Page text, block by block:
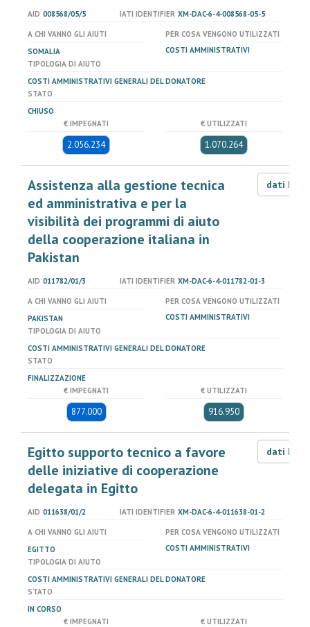
AID 008568/05/5 IATI IDENTIFIER XM-DAC-6-4-008568-05-5
A CHI VANNO GLI AIUTI
SOMALIA
PER COSA VENGONO UTILIZZATI
COSTI AMMINISTRATIVI
TIPOLOGIA DI AIUTO
COSTI AMMINISTRATIVI GENERALI DEL DONATORE
STATO
CHIUSO
€ IMPEGNATI
2.056.234
€ UTILIZZATI
1.070.264
Assistenza alla gestione tecnica
ed amministrativa e per la
visibilità dei programmi di aiuto
della cooperazione italiana in
Pakistan
dati LOD
AID 011782/01/3 IATI IDENTIFIER XM-DAC-6-4-011782-01-3
A CHI VANNO GLI AIUTI
PAKISTAN
PER COSA VENGONO UTILIZZATI
COSTI AMMINISTRATIVI
TIPOLOGIA DI AIUTO
COSTI AMMINISTRATIVI GENERALI DEL DONATORE
STATO
FINALIZZAZIONE
€ IMPEGNATI
877.000
€ UTILIZZATI
916.950
Egitto supporto tecnico a favore
delle iniziative di cooperazione
delegata in Egitto
dati LOD
AID 011638/01/2 IATI IDENTIFIER XM-DAC-6-4-011638-01-2
A CHI VANNO GLI AIUTI
EGITTO
PER COSA VENGONO UTILIZZATI
COSTI AMMINISTRATIVI
TIPOLOGIA DI AIUTO
COSTI AMMINISTRATIVI GENERALI DEL DONATORE
STATO
IN CORSO
€ IMPEGNATI
€ UTILIZZATI